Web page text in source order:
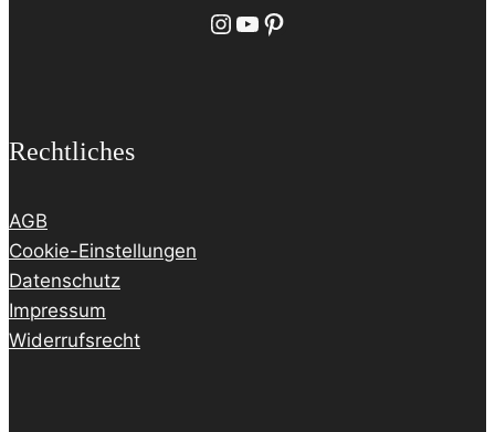
Instagram
YouTube
Pinterest
Rechtliches
AGB
Cookie-Einstellungen
Datenschutz
Impressum
Widerrufsrecht